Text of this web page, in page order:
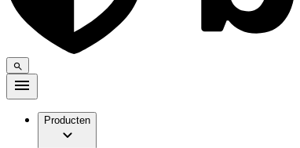
Producten